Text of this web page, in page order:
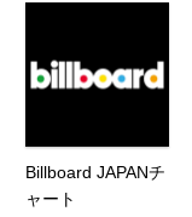
Billboard JAPANチ
ャート